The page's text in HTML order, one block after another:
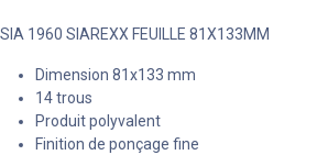
SIA 1960 SIAREXX FEUILLE 81X133MM
Dimension 81x133 mm
14 trous
Produit polyvalent
Finition de ponçage fine